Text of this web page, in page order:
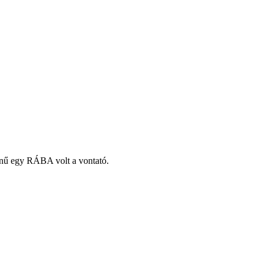
egy RÁBA volt a vontató.